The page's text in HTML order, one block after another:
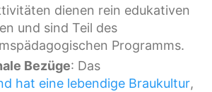
dienen rein edukativen
und sind Teil des
Programms.
Bezüge: Das
hat eine lebendige Braukultur,